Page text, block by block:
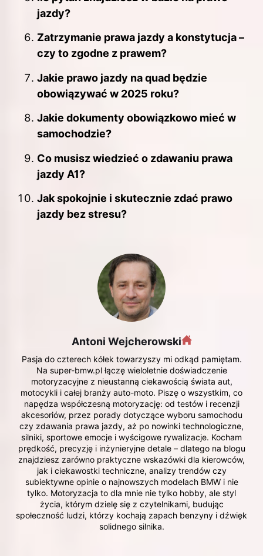
jazdy?
Zatrzymanie prawa jazdy a konstytucja –
czy to zgodne z prawem?
Jakie prawo jazdy na quad będzie
obowiązywać w 2025 roku?
Jakie dokumenty obowiązkowo mieć w
samochodzie?
Co musisz wiedzieć o zdawaniu prawa
jazdy A1?
Jak spokojnie i skutecznie zdać prawo
jazdy bez stresu?
Antoni Wejcherowski
Pasja do czterech kółek towarzyszy mi odkąd pamiętam.
Na super-bmw.pl łączę wieloletnie doświadczenie
motoryzacyjne z nieustanną ciekawością świata aut,
motocykli i całej branży auto-moto. Piszę o wszystkim, co
napędza współczesną motoryzację: od testów i recenzji
akcesoriów, przez porady dotyczące wyboru samochodu
czy zdawania prawa jazdy, aż po nowinki technologiczne,
silniki, sportowe emocje i wyścigowe rywalizacje. Kocham
prędkość, precyzję i inżynieryjne detale – dlatego na blogu
znajdziesz zarówno praktyczne wskazówki dla kierowców,
jak i ciekawostki techniczne, analizy trendów czy
subiektywne opinie o najnowszych modelach BMW i nie
tylko. Motoryzacja to dla mnie nie tylko hobby, ale styl
życia, którym dzielę się z czytelnikami, budując
społeczność ludzi, którzy kochają zapach benzyny i dźwięk
solidnego silnika.